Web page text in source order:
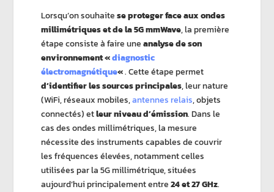
Lorsqu’on souhaitese proteger face aux ondes
millimétriques et de la 5G mmWave, la première
étape consiste à faire uneanalyse de son
environnement «diagnostic
électromagnétique«. Cette étape permet
d’identifier les sources principales, leur nature
(WiFi, réseaux mobiles,antennes relais, objets
connectés) etleur niveau d’émission. Dans le
cas des ondes millimétriques, la mesure
nécessite des instruments capables de couvrir
les fréquences élevées, notamment celles
utilisées par la 5G millimétrique, situées
aujourd’hui principalement entre24 et 27 GHz.